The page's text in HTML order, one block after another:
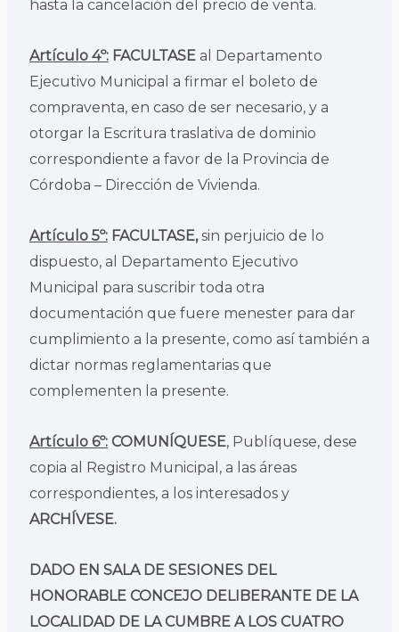
hasta la cancelación del precio de venta.
Artículo 4º: FACULTASEal Departamento
Ejecutivo Municipal a firmar el boleto de
compraventa, en caso de ser necesario, y a
otorgar la Escritura traslativa de dominio
correspondiente a favor de la Provincia de
Córdoba – Dirección de Vivienda.
Artículo 5º: FACULTASE,sin perjuicio de lo
dispuesto, al Departamento Ejecutivo
Municipal para suscribir toda otra
documentación que fuere menester para dar
cumplimiento a la presente, como así también a
dictar normas reglamentarias que
complementen la presente.
Artículo 6º: COMUNÍQUESE, Publíquese, dese
copia al Registro Municipal, a las áreas
correspondientes, a los interesados y
ARCHÍVESE.
DADO EN SALA DE SESIONES DEL
HONORABLE CONCEJO DELIBERANTE DE LA
LOCALIDAD DE LA CUMBRE A LOS CUATRO